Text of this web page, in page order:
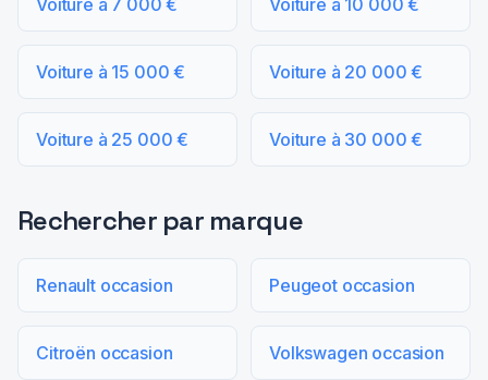
Voiture à 7 000 € Voiture à 10 000 €
Voiture à 15 000 € Voiture à 20 000 €
Voiture à 25 000 € Voiture à 30 000 €
Rechercher par marque
Renault occasion Peugeot occasion
Citroën occasion Volkswagen occasion